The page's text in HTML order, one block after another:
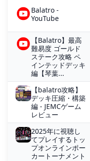
Balatro -
YouTube
【Balatro】最高
難易度 ゴールド
ステーク攻略 ペ
インテッドデッキ
編【琴葉...
【balatro攻略】
デッキ圧縮・構築
編 - JEMCゲーム
レビュー
2025年に視聴し
てプレイするトッ
プオンラインポー
カートーナメント